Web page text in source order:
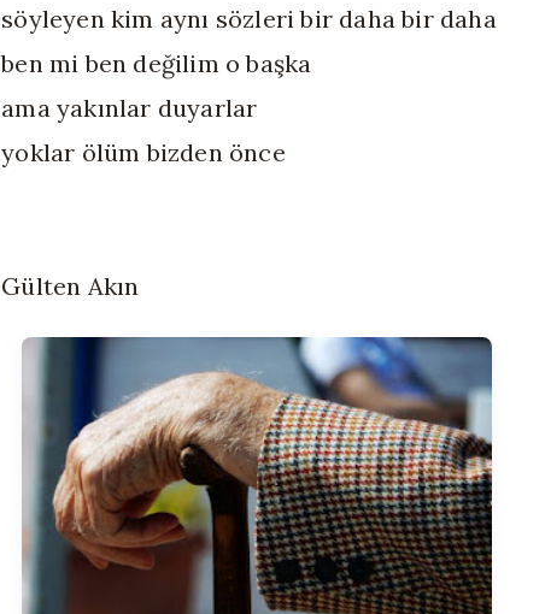
söyleyen kim aynı sözleri bir daha bir daha
ben mi ben değilim o başka
ama yakınlar duyarlar
yoklar ölüm bizden önce
Gülten Akın